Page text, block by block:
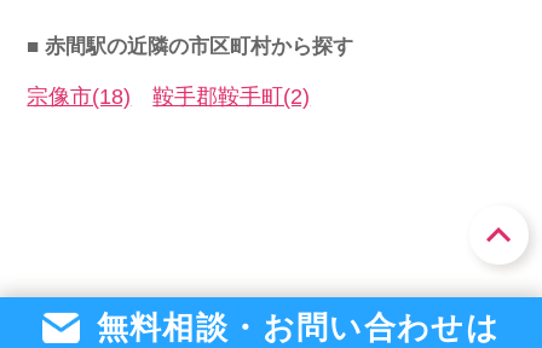
■ 赤間駅の近隣の市区町村から探す
宗像市(18) 鞍手郡鞍手町(2)
無料相談・お問い合わせは